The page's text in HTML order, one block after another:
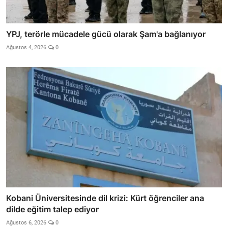
YPJ, terörle mücadele gücü olarak Şam'a bağlanıyor
Ağustos 4, 2026 0
Kobani Üniversitesinde dil krizi: Kürt öğrenciler ana
dilde eğitim talep ediyor
Ağustos 6, 2026 0